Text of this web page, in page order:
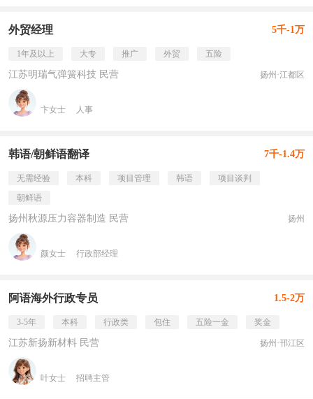
外贸经理 5千-1万
1年及以上 大专 推广 外贸 五险
江苏明瑞气弹簧科技 民营 扬州·江都区
卞女士 人事
韩语/朝鲜语翻译 7千-1.4万
无需经验 本科 项目管理 韩语
项目谈判
朝鲜语
扬州秋源压力容器制造 民营 扬州
颜女士 行政部经理
阿语海外行政专员 1.5-2万
3-5年 本科 行政类 包住 五险一金 奖金
江苏新扬新材料 民营 扬州·邗江区
叶女士 招聘主管